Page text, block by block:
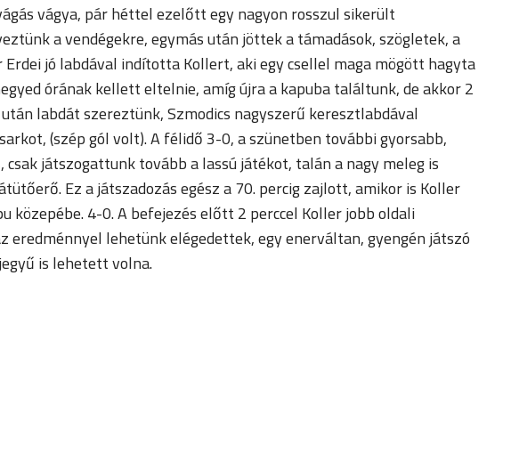
vágya, pár héttel ezelőtt egy nagyon rosszul sikerült
a vendégekre, egymás után jöttek a támadások, szögletek, a
jó labdával indította Kollert, aki egy csellel maga mögött hagyta
órának kellett eltelnie, amíg újra a kapuba találtunk, de akkor 2
labdát szereztünk, Szmodics nagyszerű keresztlabdával
(szép gól volt). A félidő 3-0, a szünetben további gyorsabb,
játszogattunk tovább a lassú játékot, talán a nagy meleg is
Ez a játszadozás egész a 70. percig zajlott, amikor is Koller
4-0. A befejezés előtt 2 perccel Koller jobb oldali
eredménnyel lehetünk elégedettek, egy enerváltan, gyengén játszó
is lehetett volna.